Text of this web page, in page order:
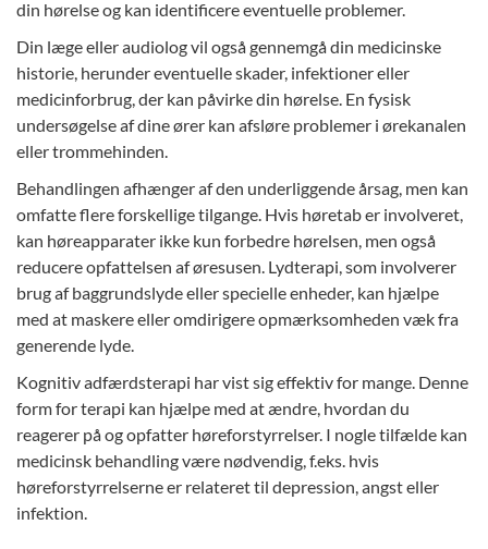
din hørelse og kan identificere eventuelle problemer.
Din læge eller audiolog vil også gennemgå din medicinske
historie, herunder eventuelle skader, infektioner eller
medicinforbrug, der kan påvirke din hørelse. En fysisk
undersøgelse af dine ører kan afsløre problemer i ørekanalen
eller trommehinden.
Behandlingen afhænger af den underliggende årsag, men kan
omfatte flere forskellige tilgange. Hvis høretab er involveret,
kan høreapparater ikke kun forbedre hørelsen, men også
reducere opfattelsen af øresusen. Lydterapi, som involverer
brug af baggrundslyde eller specielle enheder, kan hjælpe
med at maskere eller omdirigere opmærksomheden væk fra
generende lyde.
Kognitiv adfærdsterapi har vist sig effektiv for mange. Denne
form for terapi kan hjælpe med at ændre, hvordan du
reagerer på og opfatter høreforstyrrelser. I nogle tilfælde kan
medicinsk behandling være nødvendig, f.eks. hvis
høreforstyrrelserne er relateret til depression, angst eller
infektion.